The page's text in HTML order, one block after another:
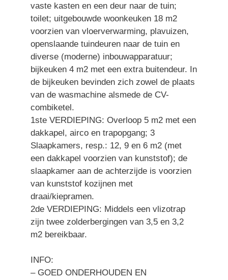
vaste kasten en een deur naar de tuin;
toilet; uitgebouwde woonkeuken 18 m2
voorzien van vloerverwarming, plavuizen,
openslaande tuindeuren naar de tuin en
diverse (moderne) inbouwapparatuur;
bijkeuken 4 m2 met een extra buitendeur. In
de bijkeuken bevinden zich zowel de plaats
van de wasmachine alsmede de CV-
combiketel.
1ste VERDIEPING: Overloop 5 m2 met een
dakkapel, airco en trapopgang; 3
Slaapkamers, resp.: 12, 9 en 6 m2 (met
een dakkapel voorzien van kunststof); de
slaapkamer aan de achterzijde is voorzien
van kunststof kozijnen met
draai/kiepramen.
2de VERDIEPING: Middels een vlizotrap
zijn twee zolderbergingen van 3,5 en 3,2
m2 bereikbaar.
INFO:
– GOED ONDERHOUDEN EN